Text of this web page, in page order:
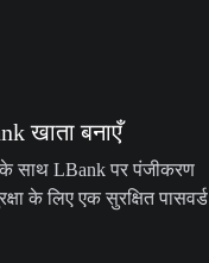
खाता बनाएँ
साथ LBank पर पंजीकरण
के लिए एक सुरक्षित पासवर्ड